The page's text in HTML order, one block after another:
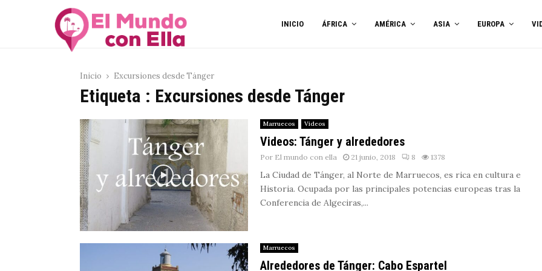
INICIO ÁFRICA AMÉRICA ASIA EUROPA
Inicio Excursiones desde Tánger
Etiqueta : Excursiones desde Tánger
Marruecos Videos
Videos: Tánger y alrededores
Por El mundo con ella 21 junio, 2018 8 1378
La Ciudad de Tánger, al Norte de Marruecos, es rica en cultura e
Historia. Ocupada por las principales potencias europeas tras la
Conferencia de Algeciras,...
Marruecos
Alrededores de Tánger: Cabo Espartel